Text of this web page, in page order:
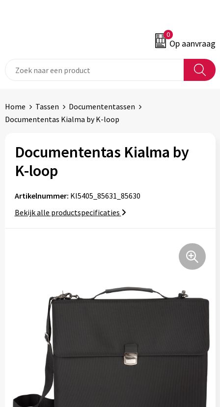
0
Op aanvraag
Home Tassen
Documententassen
Documententas Kialma by K-loop
Documententas Kialma by
K-loop
Artikelnummer: KI5405_85631_85630
Bekijk alle productspecificaties